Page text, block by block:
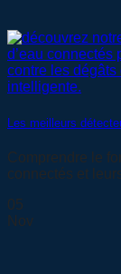
Les meilleurs
Comprendre le
connectés et
05
Nov